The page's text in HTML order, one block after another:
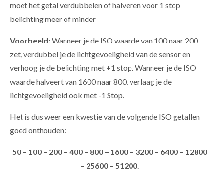
moet het getal verdubbelen of halveren voor 1 stop
belichting meer of minder
Voorbeeld:Wanneer je de ISO waarde van 100 naar 200
zet, verdubbel je de lichtgevoeligheid van de sensor en
verhoog je de belichting met +1 stop. Wanneer je de ISO
waarde halveert van 1600 naar 800, verlaag je de
lichtgevoeligheid ook met -1 Stop.
Het is dus weer een kwestie van de volgende ISO getallen
goed onthouden:
50 – 100 – 200 – 400 – 800 – 1600 – 3200 – 6400 – 12800
– 25600 – 51200.